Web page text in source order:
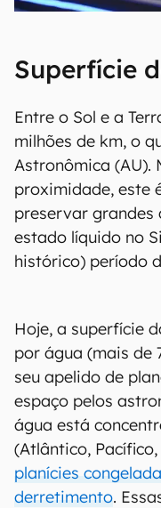
Superfície
Entre o Sol e a
milhões de km, o
Astronômica (AU).
proximidade, este
preservar grandes
estado líquido no
histórico) período
Hoje, a superfície
por água (mais de
seu apelido de
espaço pelos
água está
(Atlântico,
planícies
derretimento.